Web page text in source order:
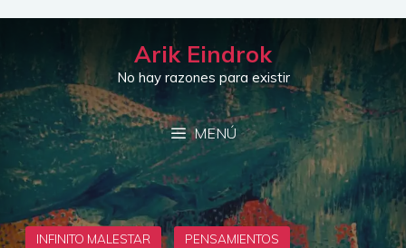
Saltar
contenido
Arik Eindrok
No hay razones para existir
MENÚ